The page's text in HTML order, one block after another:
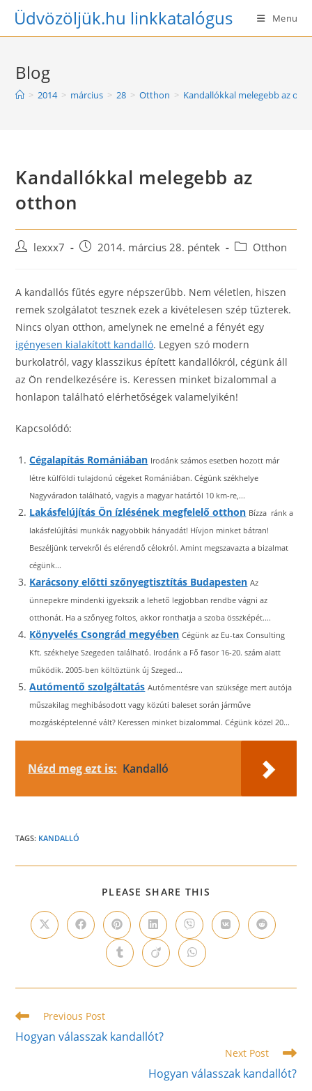
SkipÜdvözöljük.hu linkkatalógus Menu
Blog
> 2014 > március > 28 > Otthon > Kandallókkal melegebb az
Kandallókkal melegebb az
otthon
Postlexxx7
Post2014. március 28. péntek
PostOtthon
A kandallós fűtés egyre népszerűbb. Nem véletlen, hiszen
remek szolgálatot tesznek ezek a kivételesen szép tűzterek.
Nincs olyan otthon, amelynek ne emelné a fényét egy
igényesen kialakított kandalló. Legyen szó modern
burkolatról, vagy klasszikus épített kandallókról, cégünk áll
az Ön rendelkezésére is. Keressen minket bizalommal a
honlapon található elérhetőségek valamelyikén!
Kapcsolódó:
Cégalapítás Romániában Irodánk számos esetben hozott már
létre külföldi tulajdonú cégeket Romániában. Cégünk székhelye
Nagyváradon található, vagyis a magyar határtól 10 km-re,...
Lakásfelújítás Ön ízlésének megfelelő otthon Bízza ránk a
lakásfelújítási munkák nagyobbik hányadát! Hívjon minket bátran!
Beszéljünk tervekről és elérendő célokról. Amint megszavazta a bizalmat
cégünk...
Karácsony előtti szőnyegtisztítás Budapesten Az
ünnepekre mindenki igyekszik a lehető legjobban rendbe vágni az
otthonát. Ha a szőnyeg foltos, akkor ronthatja a szoba összképét....
Könyvelés Csongrád megyében Cégünk az Eu-tax Consulting
Kft. székhelye Szegeden található. Irodánk a Fő fasor 16-20. szám alatt
működik. 2005-ben költöztünk új Szeged...
Autómentő szolgáltatás Autómentésre van szüksége mert autója
műszakilag meghibásodott vagy közúti baleset során járműve
mozgásképtelenné vált? Keressen minket bizalommal. Cégünk közel 20...
Nézd meg ezt is: Kandalló
TAGS: KANDALLÓ
PLEASE SHARE THIS
CONTENT
Opens
in
Opens
in
window
Opens
in
a
new
window
Opens
in
a
new
window
Opens
in
a
new
window
Opens
in
Opens
in
Opens
in
new
Opens
in
new
Opens
in
new
Read
articles
Previous Post
Hogyan válasszak kandallót?
Next Post
Hogyan válasszak kandallót?